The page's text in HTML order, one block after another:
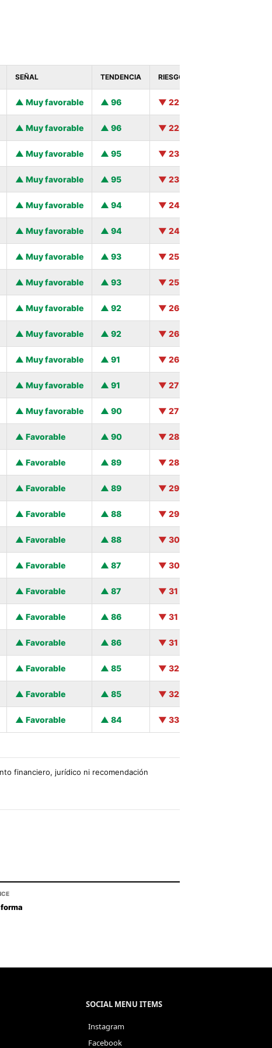
SEÑAL TENDENCIA RIESGO
Muy favorable 96 22
Muy favorable 96 22
Muy favorable 95 23
Muy favorable 95 23
Muy favorable 94 24
Muy favorable 94 24
Muy favorable 93 25
Muy favorable 93 25
Muy favorable 92 26
Muy favorable 92 26
Muy favorable 91 26
Muy favorable 91 27
Muy favorable 90 27
Favorable 90 28
Favorable 89 28
Favorable 89 29
Favorable 88 29
Favorable 88 30
Favorable 87 30
Favorable 87 31
Favorable 86 31
Favorable 86 31
Favorable 85 32
Favorable 85 32
Favorable 84 33
financiero, jurídico ni recomendación
SOCIAL MENU ITEMS
Instagram
Facebook